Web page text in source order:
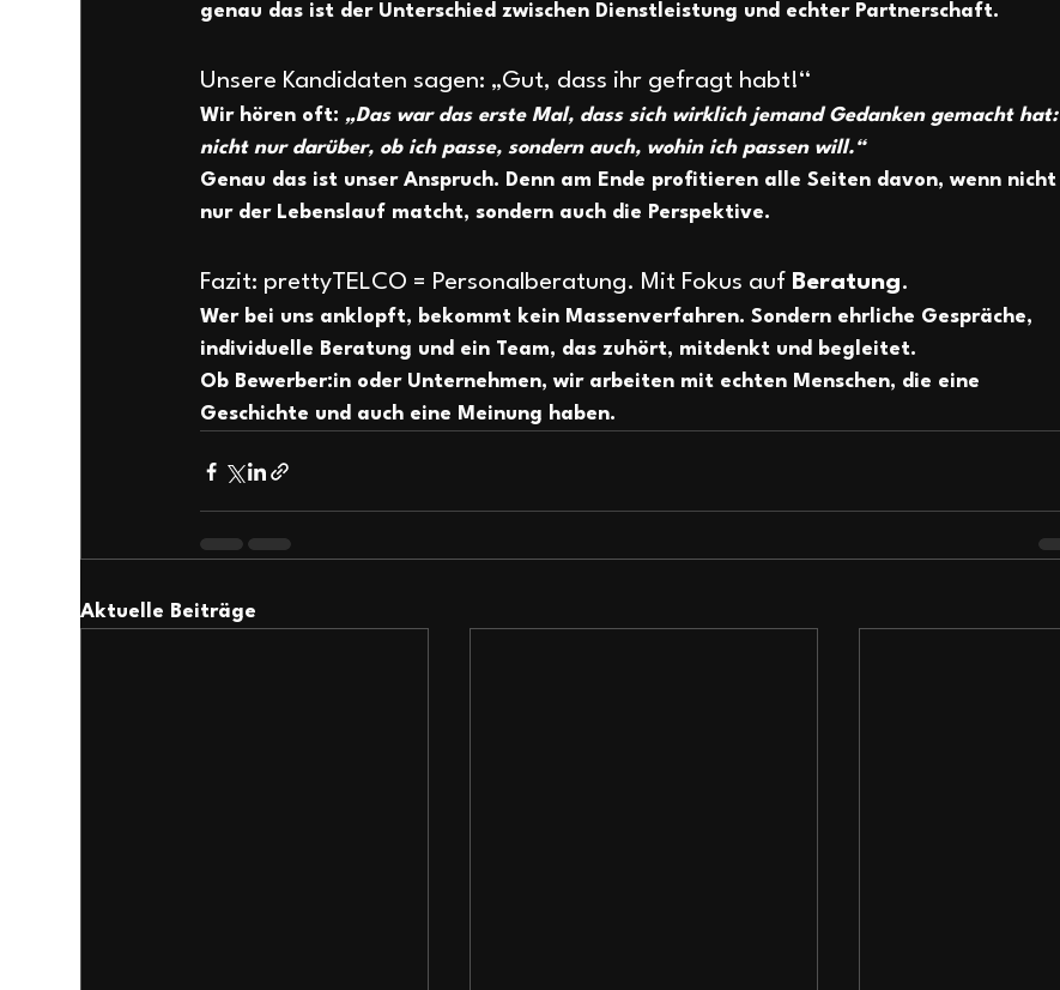
genau das ist der Unterschied zwischen Dienstleistung und echter Partnerschaft.
Unsere Kandidaten sagen: „Gut, dass ihr gefragt habt!“
Wir hören oft: „Das war das erste Mal, dass sich wirklich jemand Gedanken gemacht hat:
nicht nur darüber, ob ich passe, sondern auch, wohin ich passen will.“
Genau das ist unser Anspruch. Denn am Ende profitieren alle Seiten davon, wenn nicht
nur der Lebenslauf matcht, sondern auch die Perspektive.
Fazit: prettyTELCO = Personalberatung. Mit Fokus auf Beratung.
Wer bei uns anklopft, bekommt kein Massenverfahren. Sondern ehrliche Gespräche,
individuelle Beratung und ein Team, das zuhört, mitdenkt und begleitet.
Ob Bewerber:in oder Unternehmen, wir arbeiten mit echten Menschen, die eine
Geschichte und auch eine Meinung haben.
Aktuelle Beiträge